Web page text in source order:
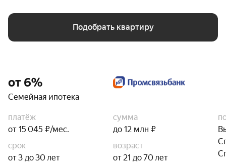
Подобрать квартиру
от 6%
Семейная ипотека
платёж
от 15 045 ₽/мес.
сумма
до 12 млн ₽
срок
от 3 до 30 лет
возраст
от 21 до 70 лет